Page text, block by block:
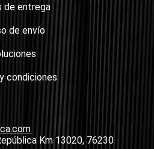
de entrega
de envío
condiciones
Km 13020, 76230